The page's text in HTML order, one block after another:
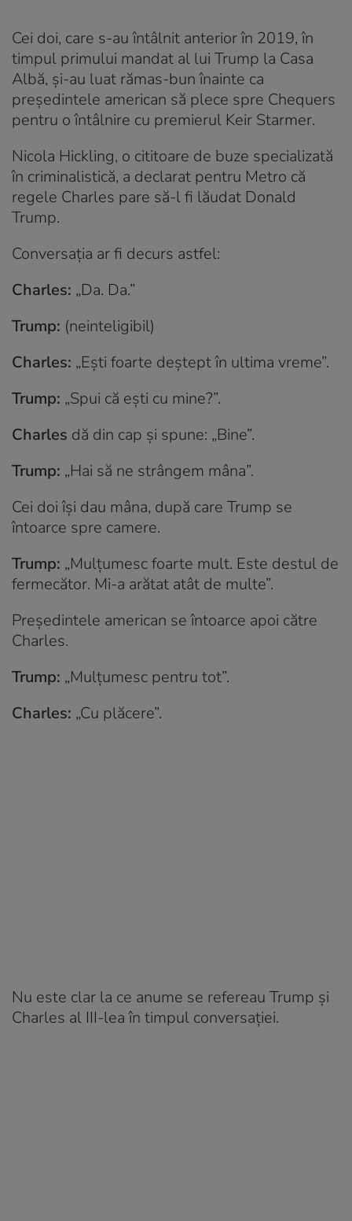
Cei doi, care s-au întâlnit anterior în 2019, în
timpul primului mandat al lui Trump la Casa
Albă, și-au luat rămas-bun înainte ca
președintele american să plece spre Chequers
pentru o întâlnire cu premierul Keir Starmer.
Nicola Hickling, o cititoare de buze specializată
în criminalistică, a declarat pentru Metro că
regele Charles pare să-l fi lăudat Donald
Trump.
Conversația ar fi decurs astfel:
Charles: „Da. Da.”
Trump: (neinteligibil)
Charles: „Ești foarte deștept în ultima vreme”.
Trump: „Spui că ești cu mine?”.
Charles dă din cap și spune: „Bine”.
Trump: „Hai să ne strângem mâna”.
Cei doi își dau mâna, după care Trump se
întoarce spre camere.
Trump: „Mulțumesc foarte mult. Este destul de
fermecător. Mi-a arătat atât de multe”.
Președintele american se întoarce apoi către
Charles.
Trump: „Mulțumesc pentru tot”.
Charles: „Cu plăcere”.
Nu este clar la ce anume se refereau Trump și
Charles al III-lea în timpul conversației.